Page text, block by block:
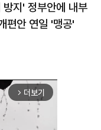
지' 정부안에 내부
편안 연일 '맹공'
arrow_forward_ios 더보기